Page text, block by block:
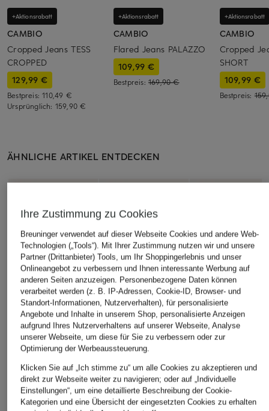
+Aktionsrabatt
CAMBIO
Cropped Jeans TESS
CROPPED
129,99 €
Bestpreis:110,49 €
Ursprünglich: 159,90 €
+Aktionsrabatt
CAMBIO
Flared Jeans PALAZZO
109,99 €
Bestpreis: 169,90 €
+Aktionsrabatt
CAMBIO
Cropped
SHORT
109,99 €
Bestpreis:
ÄHNLICHE ARTIKEL ENTDECKEN
Ihre Zustimmung zu Cookies
Breuninger verwendet auf dieser Webseite Cookies und andere Web-
Technologien („Tools“). Mit Ihrer Zustimmung nutzen wir und unsere
Partner (Drittanbieter) Tools, um Ihr Shoppingerlebnis und unser
Onlineangebot zu verbessern und Ihnen interessante Werbung auf
anderen Seiten anzuzeigen. Personenbezogene Daten können
verarbeitet werden (z. B. IP-Adressen, Cookie-ID, Browser- und
Standort-Informationen, Nutzerverhalten), für personalisierte
Angebote und Inhalte in unserem Shop, personalisierte Anzeigen
aufgrund Ihres Nutzerverhaltens auf unserer Webseite, Analyse
unserer Webseite, um diese für Sie zu verbessern oder zur
Optimierung der Werbeaussteuerung.
Klicken Sie auf „Ich stimme zu“ um alle Cookies zu akzeptieren und
direkt zur Webseite weiter zu navigieren; oder auf „Individuelle
Einstellungen“, um eine detaillierte Beschreibung der Cookie-
Kategorien und eine Übersicht der eingesetzten Cookies zu erhalten